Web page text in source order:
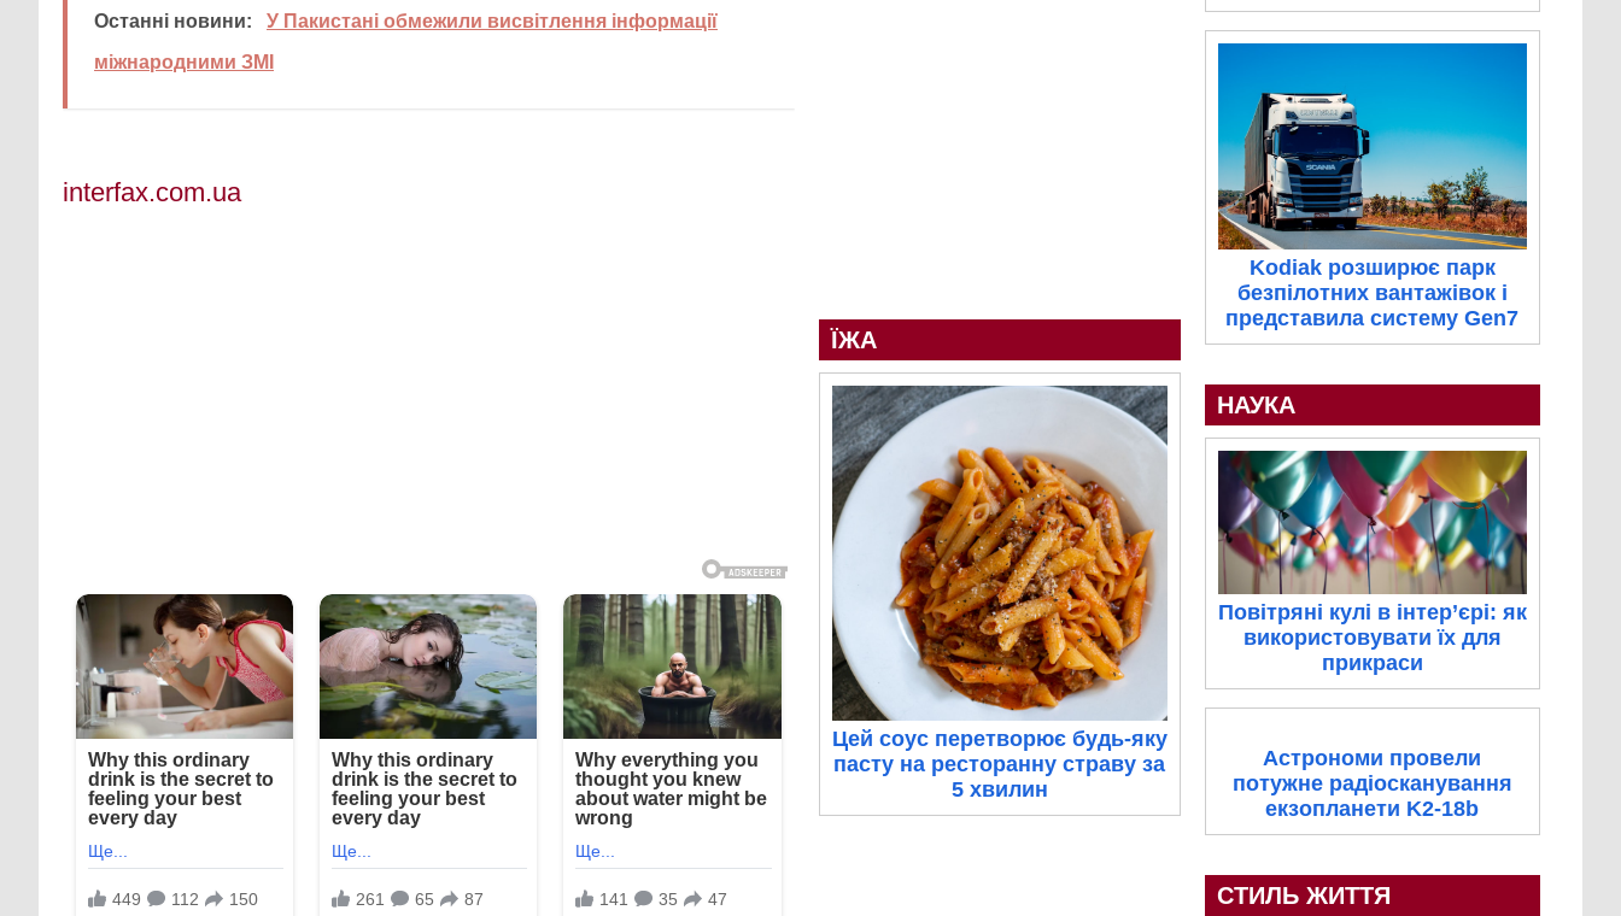
Останні новини:
У Пакистані обмежили висвітлення інформації
міжнародними ЗМІ
interfax.com.ua
ЇЖА
Цей соус перетворює будь-яку
пасту на ресторанну страву за
5 хвилин
Kodiak розширює парк
безпілотних вантажівок і
представила систему Gen7
НАУКА
Повітряні кулі в інтер’єрі: як
використовувати їх для
прикраси
Астрономи провели
потужне радіосканування
екзопланети K2-18b
СТИЛЬ ЖИТТЯ